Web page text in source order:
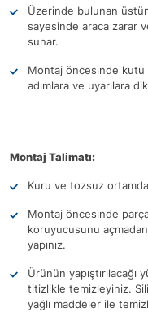
Üzerinde bulunan
sayesinde araca zarar
sunar.
Montaj öncesinde kutu
adımlara ve uyarılara
Montaj Talimatı:
Kuru ve tozsuz ortamda
Montaj öncesinde
koruyucusunu
yapınız.
Ürünün
titizlikle temizleyiniz.
yağlı maddeler ile